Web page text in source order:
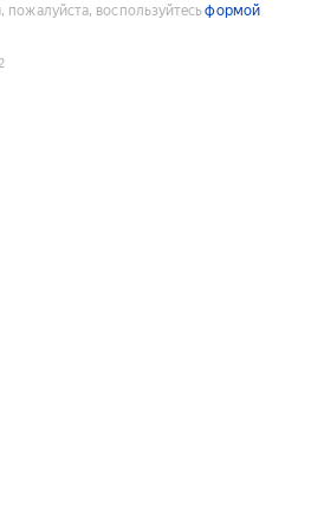
воспользуйтесьформой